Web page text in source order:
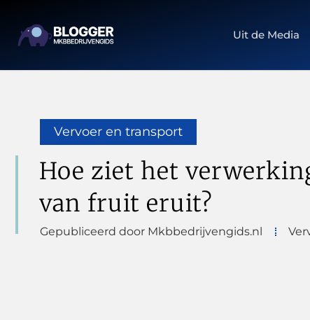
Uit de Media
Vervoer en transport
Hoe ziet het
van fruit eruit?
Gepubliceerd door Mkbbedrijvengids.nl